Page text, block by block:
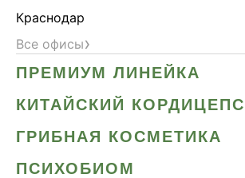
Краснодар
Все офисы›
ПРЕМИУМ ЛИНЕЙКА
КИТАЙСКИЙ КОРДИЦЕПС
ГРИБНАЯ КОСМЕТИКА
ПСИХОБИОМ